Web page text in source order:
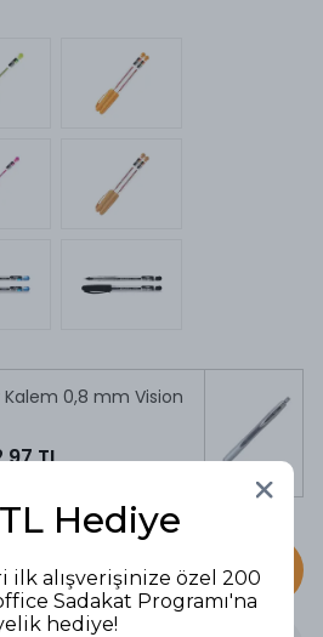
Kalem 0,8 mm Vision
TL
SEPETE EKLE
Hediye
ilk alışverişinize özel 200
Sadakat Programı'na
hediye!